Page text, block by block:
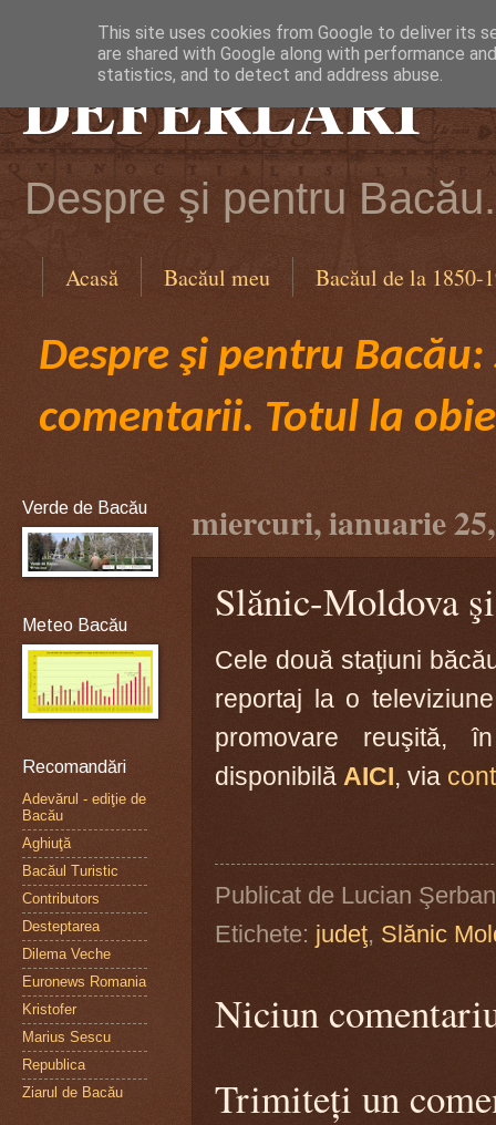
DEFERLĂRI
Despre şi pentru
Acasă Bacăul meu Bacăul de la 1850-
Despre şi pentru
comentarii. Totul la
miercuri, ianuarie
Slănic-Moldova
Cele două staţiuni
reportaj la o
promovare reuşită,
disponibilă AICI, via
Publicat de Lucian Şerban
Etichete: judeţ, Slănic
Niciun
Trimiteți un
Verde de Bacău
Meteo Bacău
Recomandări
Adevărul - ediţie de
Bacău
Aghiuţă
Bacăul Turistic
Contributors
Desteptarea
Dilema Veche
Euronews Romania
Kristofer
Marius Sescu
Republica
Ziarul de Bacău
This site uses cookies from Google to deliver its
are shared with Google along with performance
statistics, and to detect and address abuse.